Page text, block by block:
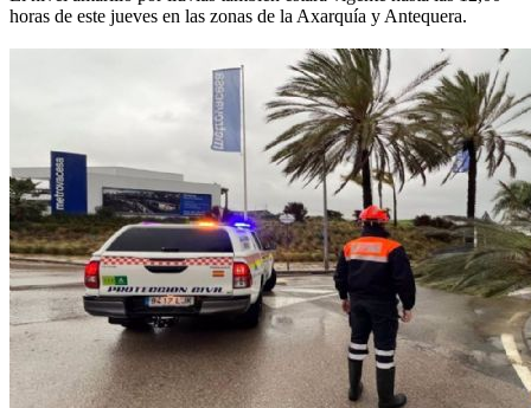
horas de este jueves en las zonas de la Axarquía y Antequera.